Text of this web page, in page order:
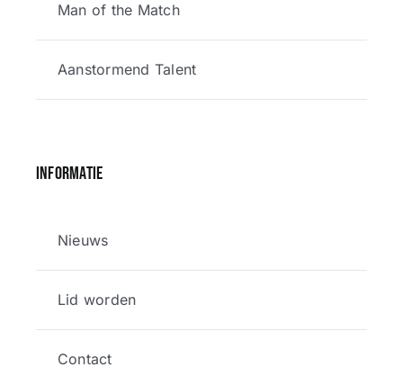
Man of the Match
Aanstormend Talent
Informatie
Nieuws
Lid worden
Contact